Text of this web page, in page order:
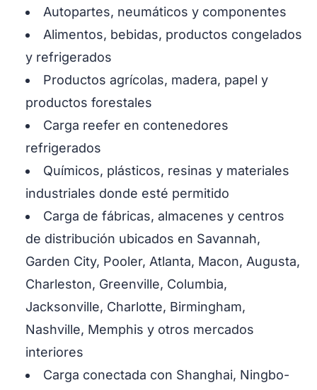
Autopartes, neumáticos y componentes
Alimentos, bebidas, productos congelados
y refrigerados
Productos agrícolas, madera, papel y
productos forestales
Carga reefer en contenedores
refrigerados
Químicos, plásticos, resinas y materiales
industriales donde esté permitido
Carga de fábricas, almacenes y centros
de distribución ubicados en Savannah,
Garden City, Pooler, Atlanta, Macon, Augusta,
Charleston, Greenville, Columbia,
Jacksonville, Charlotte, Birmingham,
Nashville, Memphis y otros mercados
interiores
Carga conectada con Shanghai, Ningbo-